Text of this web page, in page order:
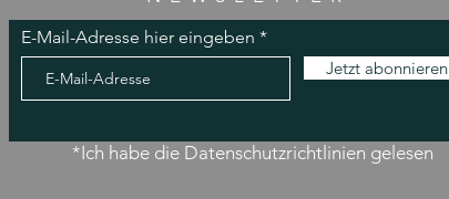
E-Mail-Adresse hier eingeben
Jetzt abonnieren
*Ich habe die Datenschutzrichtlinien gelesen